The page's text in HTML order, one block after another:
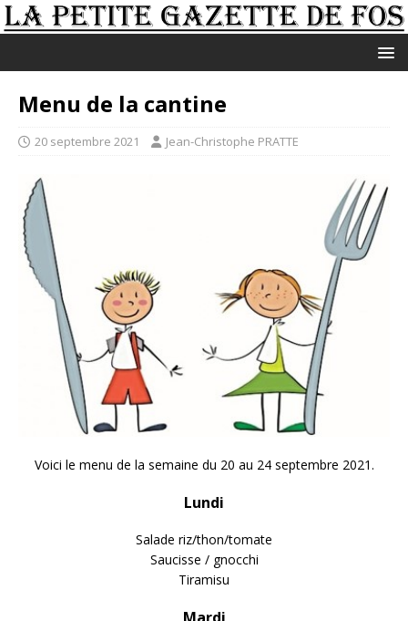
Menu de la cantine
20 septembre 2021 Jean-Christophe PRATTE
Voici le menu de la semaine du 20 au 24 septembre 2021.
Lundi
Salade riz/thon/tomate
Saucisse / gnocchi
Tiramisu